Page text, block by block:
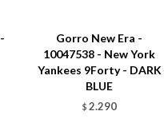
Gorro New Era -
10047538 - New York
Yankees 9Forty - DARK
BLUE
$ 2.290